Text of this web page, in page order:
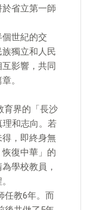
省立第一師
世紀的交
獨立和人民
影響，共同
。
育界的「長沙
理和志向。若
得，即終身無
復中華」的
學校教員，
任教6年。而